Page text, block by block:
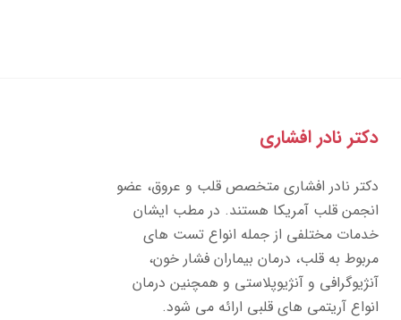
نادر افشاری
نادر افشاری متخصص قلب و عروق، عضو
قلب آمریکا هستند. در مطب ایشان
مختلفی از جمله انواع تست های
به قلب، درمان بیماران فشار خون،
و آنژیوپلاستی و همچنین درمان
آریتمی های قلبی ارائه می شود.